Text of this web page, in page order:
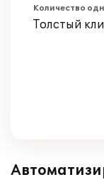
Количество
Толстый